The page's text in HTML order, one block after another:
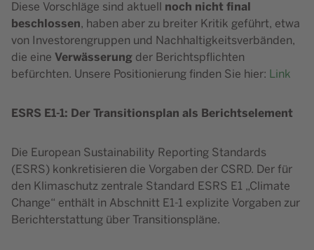
Diese Vorschläge sind aktuell noch nicht final
beschlossen, haben aber zu breiter Kritik geführt, etwa
von Investorengruppen und Nachhaltigkeitsverbänden,
die eine Verwässerung der Berichtspflichten
befürchten. Unsere Positionierung finden Sie hier: Link
ESRS E1-1: Der Transitionsplan als Berichtselement
Die European Sustainability Reporting Standards
(ESRS) konkretisieren die Vorgaben der CSRD. Der für
den Klimaschutz zentrale Standard ESRS E1 „Climate
Change“ enthält in Abschnitt E1-1 explizite Vorgaben zur
Berichterstattung über Transitionspläne.